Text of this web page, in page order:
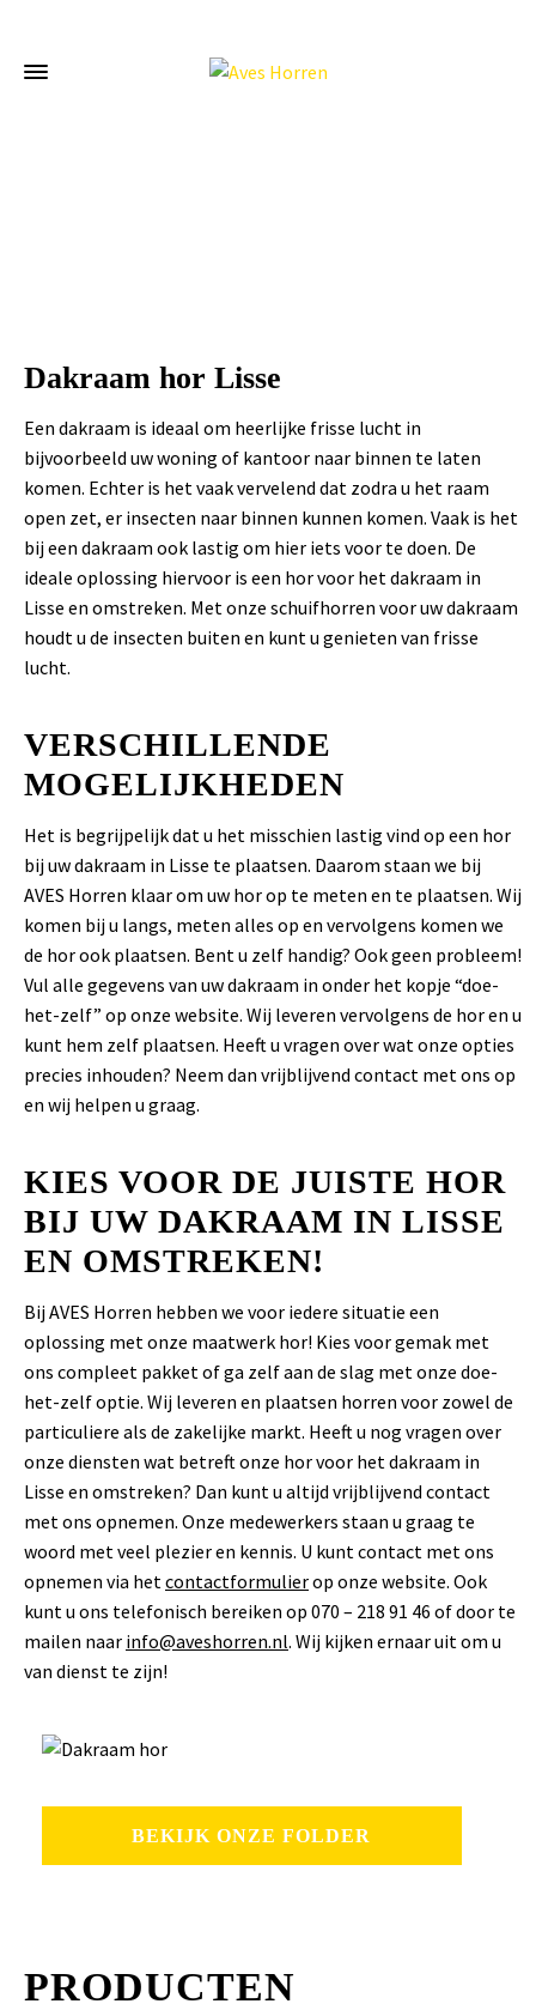
Dakraam hor Lisse
Een dakraam is ideaal om heerlijke frisse lucht in
bijvoorbeeld uw woning of kantoor naar binnen te laten
komen. Echter is het vaak vervelend dat zodra u het raam
open zet, er insecten naar binnen kunnen komen. Vaak is het
bij een dakraam ook lastig om hier iets voor te doen. De
ideale oplossing hiervoor is een hor voor het dakraam in
Lisse en omstreken. Met onze schuifhorren voor uw dakraam
houdt u de insecten buiten en kunt u genieten van frisse
lucht.
VERSCHILLENDE
MOGELIJKHEDEN
Het is begrijpelijk dat u het misschien lastig vind op een hor
bij uw dakraam in Lisse te plaatsen. Daarom staan we bij
AVES Horren klaar om uw hor op te meten en te plaatsen. Wij
komen bij u langs, meten alles op en vervolgens komen we
de hor ook plaatsen. Bent u zelf handig? Ook geen probleem!
Vul alle gegevens van uw dakraam in onder het kopje “doe-
het-zelf” op onze website. Wij leveren vervolgens de hor en u
kunt hem zelf plaatsen. Heeft u vragen over wat onze opties
precies inhouden? Neem dan vrijblijvend contact met ons op
en wij helpen u graag.
KIES VOOR DE JUISTE HOR
BIJ UW DAKRAAM IN LISSE
EN OMSTREKEN!
Bij AVES Horren hebben we voor iedere situatie een
oplossing met onze maatwerk hor! Kies voor gemak met
ons compleet pakket of ga zelf aan de slag met onze doe-
het-zelf optie. Wij leveren en plaatsen horren voor zowel de
particuliere als de zakelijke markt. Heeft u nog vragen over
onze diensten wat betreft onze hor voor het dakraam in
Lisse en omstreken? Dan kunt u altijd vrijblijvend contact
met ons opnemen. Onze medewerkers staan u graag te
woord met veel plezier en kennis. U kunt contact met ons
opnemen via hetcontactformulierop onze website. Ook
kunt u ons telefonisch bereiken op 070 – 218 91 46 of door te
mailen naar info@aveshorren.nl. Wij kijken ernaar uit om u
van dienst te zijn!
BEKIJK ONZE FOLDER
PRODUCTEN